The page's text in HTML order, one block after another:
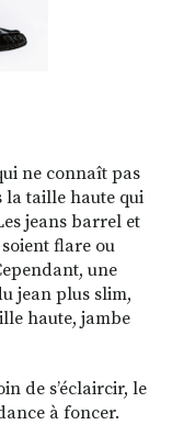
ne connaît pas
la taille haute qui
jeans barrel et
flare ou
une
jean plus slim,
haute, jambe
de s’éclaircir, le
à foncer.